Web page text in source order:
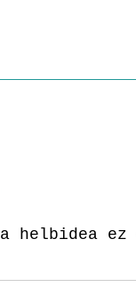
helbidea